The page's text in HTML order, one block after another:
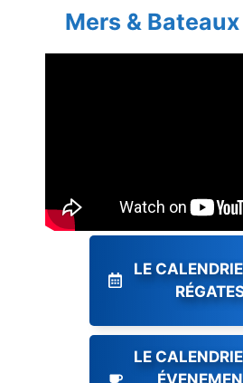
Mers &
LE
LE